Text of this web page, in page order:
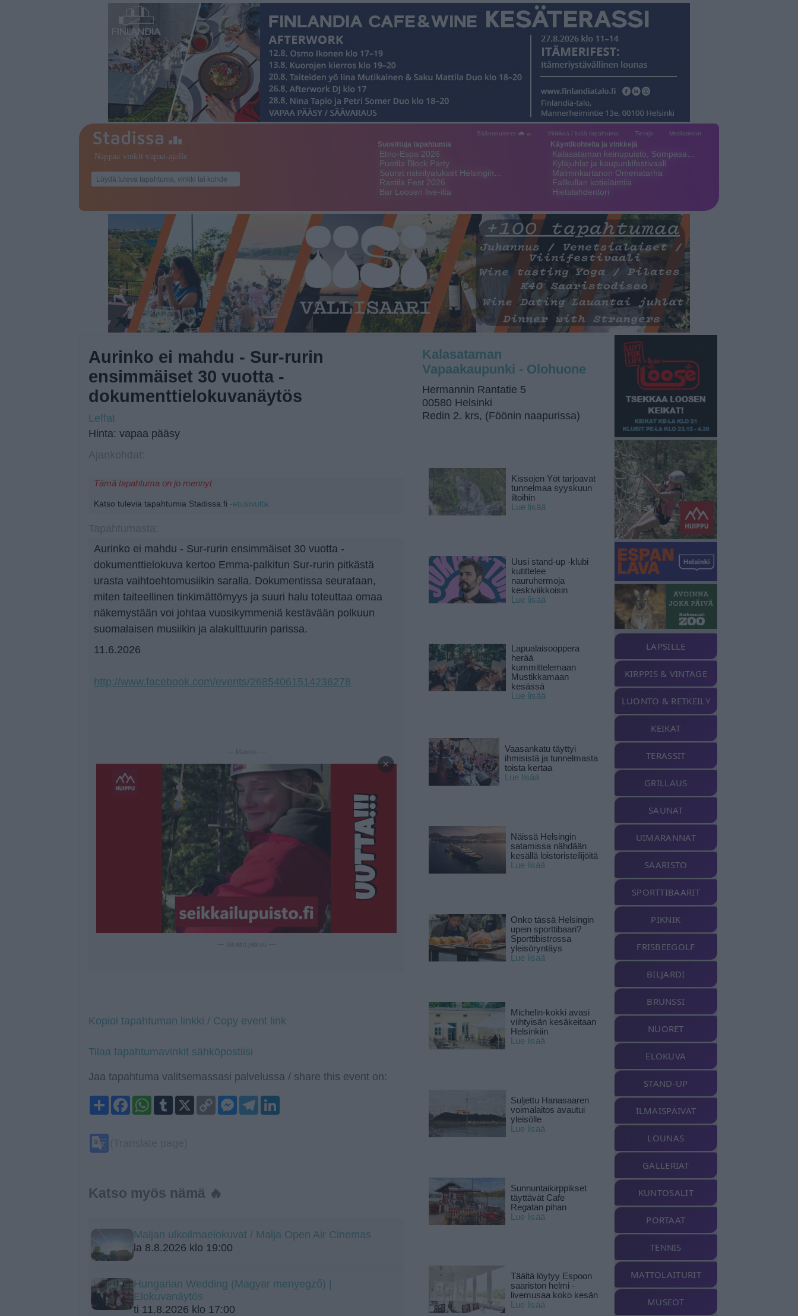
Sääennusteet 🌧 ☼ Vinkkaa / lisää tapahtuma Tietoja Mediatiedot
Suosittuja tapahtumia
Etno-Espa 2026
Puotila Block Party
Suuret risteilyalukset Helsingin…
Rastila Fest 2026
Bar Loosen live-ilta
Käyntikohteita ja vinkkejä
Kalasataman keinupuisto, Sompasa…
Kyläjuhlat ja kaupunkifestivaali…
Malminkartanon Omenatarha
Fallkullan kotieläintila
Hietalahdentori
Aurinko ei mahdu - Sur-rurin
ensimmäiset 30 vuotta -
dokumenttielokuvanäytös
Leffat
Hinta: vapaa pääsy
Tämä tapahtuma on jo mennyt
Katso tulevia tapahtumia Stadissa.fi -etusivulta.
Aurinko ei mahdu - Sur-rurin ensimmäiset 30 vuotta -
dokumenttielokuva kertoo Emma-palkitun Sur-rurin pitkästä
urasta vaihtoehtomusiikin saralla. Dokumentissa seurataan,
miten taiteellinen tinkimättömyys ja suuri halu toteuttaa omaa
näkemystään voi johtaa vuosikymmeniä kestävään polkuun
suomalaisen musiikin ja alakulttuurin parissa.
11.6.2026
http://www.facebook.com/events/26854061514236278
— Mainos —
×
Kopioi tapahtuman linkki / Copy event link
Tilaa tapahtumavinkit sähköpostiisi
Jaa tapahtuma valitsemassasi palvelussa / share this event on:
ShareFacebookWhatsApp
Tumblr
X
Copy
Link
Messenger
Telegram
Katso myös nämä 🔥
Maljan ulkoilmaelokuvat / Malja Open Air Cinemas
la 8.8.2026 klo 19:00
Hungarian Wedding (Magyar menyegző) |
Elokuvanäytös
ti 11.8.2026 klo 17:00
Kalasataman
Vapaakaupunki - Olohuone
Hermannin Rantatie 5
00580 Helsinki
Redin 2. krs, (Föönin naapurissa)
Kissojen Yöt tarjoavat
tunnelmaa syyskuun
iltoihin
Lue lisää
Uusi stand-up -klubi
kutittelee
nauruhermoja
keskiviikkoisin
Lue lisää
Lapualaisooppera
herää
kummittelemaan
Mustikkamaan
kesässä
Lue lisää
Vaasankatu täyttyi
ihmisistä ja tunnelmasta
toista kertaa
Lue lisää
Näissä Helsingin
satamissa nähdään
kesällä loistoristeilijöitä
Lue lisää
Onko tässä Helsingin
upein sporttibaari?
Sporttibistrossa
yleisöryntäys
Lue lisää
Michelin-kokki avasi
viihtyisän kesäkeitaan
Helsinkiin
Lue lisää
Suljettu Hanasaaren
voimalaitos avautui
yleisölle
Lue lisää
Sunnuntaikirppikset
täyttävät Cafe
Regatan pihan
Lue lisää
Täältä löytyy Espoon
saariston helmi -
livemusaa koko kesän
Lue lisää
LAPSILLE
KIRPPIS & VINTAGE
LUONTO & RETKEILY
KEIKAT
TERASSIT
GRILLAUS
SAUNAT
UIMARANNAT
SAARISTO
SPORTTIBAARIT
PIKNIK
FRISBEEGOLF
BILJARDI
BRUNSSI
NUORET
ELOKUVA
STAND-UP
ILMAISPÄIVÄT
LOUNAS
GALLERIAT
KUNTOSALIT
PORTAAT
TENNIS
MATTOLAITURIT
MUSEOT